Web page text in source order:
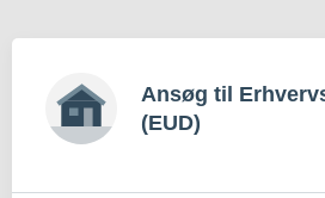
Ansøg til
(EUD)